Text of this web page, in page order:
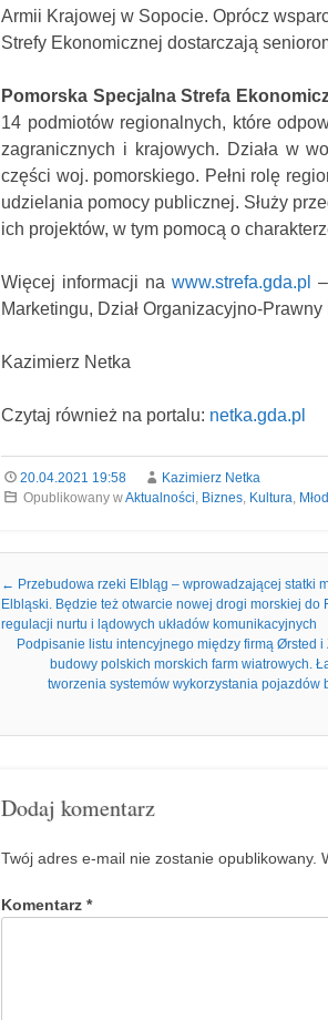
Armii Krajowej w Sopocie. Oprócz
Strefy Ekonomicznej dostarczają
Pomorska Specjalna Strefa
14 podmiotów regionalnych, które
zagranicznych i krajowych. Działa w
części woj. pomorskiego. Pełni rolę
udzielania pomocy publicznej. Służy
ich projektów, w tym pomocą o
Więcej informacji na www.strefa.gda.pl
Marketingu, Dział Organizacyjno-Prawny
Kazimierz Netka
Czytaj również na portalu: netka.gda.pl
20.04.2021 19:58
Kazimierz Netka
Opublikowany wAktualności Biznes, Kultura
Nawigacja we wpisach
← Przebudowa rzeki Elbląg – wprowadzającej statki
Elbląski. Będzie też otwarcie nowej drogi morskiej do
regulacji nurtu i lądowych układów komunikacyjnych
Podpisanie listu intencyjnego między firmą Ørsted
budowy polskich morskich farm wiatrowych.
tworzenia systemów wykorzystania pojazdów
Dodaj komentarz
Twój adres e-mail nie zostanie opublikowany.
Komentarz *